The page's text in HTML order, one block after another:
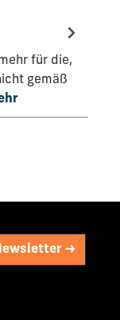
für die,
gemäß
->